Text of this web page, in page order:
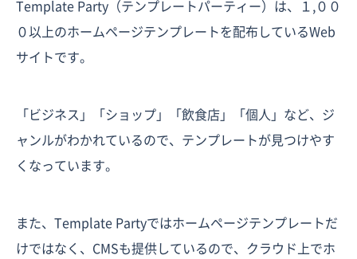
Template Party（テンプレートパーティー）は、１,００
０以上のホームページテンプレートを配布しているWeb
サイトです。
「ビジネス」「ショップ」「飲食店」「個人」など、ジ
ャンルがわかれているので、テンプレートが見つけやす
くなっています。
また、Template Partyではホームページテンプレートだ
けではなく、CMSも提供しているので、クラウド上でホ